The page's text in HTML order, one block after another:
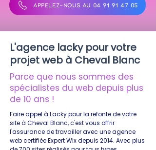
APPELEZ-NOUS AU 04 91 91 47 05
L'agence lacky pour votre
projet web à Cheval Blanc
Parce que nous sommes des
spécialistes du web depuis plus
de 10 ans !
Faire appel à Lacky pour la refonte de votre
site à Cheval Blanc, c'est vous offrir
l'assurance de travailler avec une agence
web certifiée Expert Wix depuis 2014. Avec plus